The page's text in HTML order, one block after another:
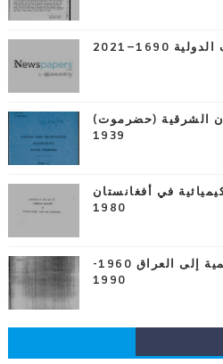
1690–2021
الشرقية (حضرموت)
1939
في أفغانستان
1980
تقرير صادرات الأسلحة العالمية إلى العراق 1960-
1990